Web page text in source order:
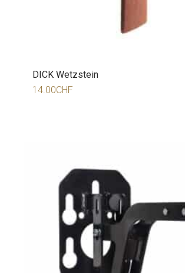
DICK Wetzstein
14.00CHF